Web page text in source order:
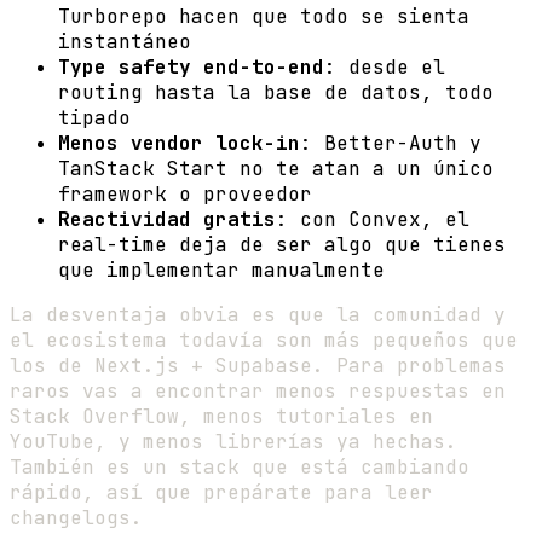
Turborepo hacen que todo se sienta
instantáneo
Type safety end-to-end : desde el
routing hasta la base de datos, todo
tipado
Menos vendor lock-in : Better-Auth y
TanStack Start no te atan a un único
framework o proveedor
Reactividad gratis : con Convex, el
real-time deja de ser algo que tienes
que implementar manualmente
La desventaja obvia es que la comunidad y
el ecosistema todavía son más pequeños que
los de Next.js + Supabase. Para problemas
raros vas a encontrar menos respuestas en
Stack Overflow, menos tutoriales en
YouTube, y menos librerías ya hechas.
También es un stack que está cambiando
rápido, así que prepárate para leer
changelogs.